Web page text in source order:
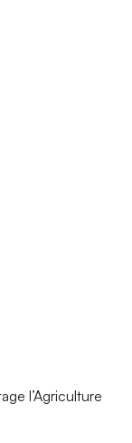
l’Agriculture